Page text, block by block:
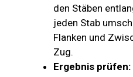
den Stäben
jeden Stab
Flanken und
Zug.
Ergebnis prüfen: